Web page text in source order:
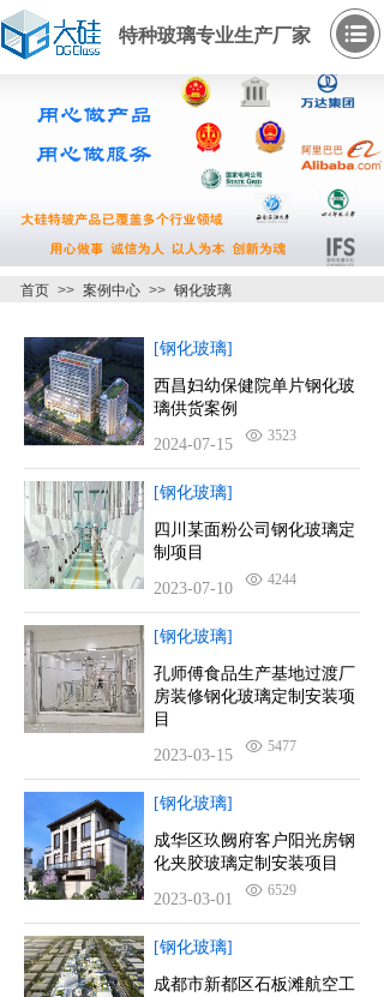
特种玻璃专业生产厂家
首页 >> 案例中心 >> 钢化玻璃
[钢化玻璃]
西昌妇幼保健院单片钢化玻
璃供货案例
2024-07-15
3523
[钢化玻璃]
四川某面粉公司钢化玻璃定
制项目
2023-07-10
4244
[钢化玻璃]
孔师傅食品生产基地过渡厂
房装修钢化玻璃定制安装项
目
2023-03-15
5477
[钢化玻璃]
成华区玖阙府客户阳光房钢
化夹胶玻璃定制安装项目
2023-03-01
6529
[钢化玻璃]
成都市新都区石板滩航空工